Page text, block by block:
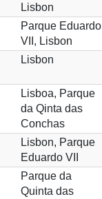
Lisbon
Parque Eduardo
VII, Lisbon
Lisbon
Lisboa, Parque
da Qinta das
Conchas
Lisbon, Parque
Eduardo VII
Parque da
Quinta das